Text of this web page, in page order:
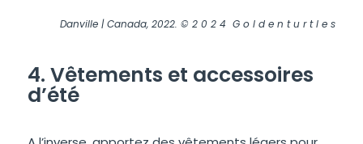
Danville | Canada, 2022. © 2 0 2 4 G o l d e n t u r t l e s
4. Vêtements et accessoires
d’été